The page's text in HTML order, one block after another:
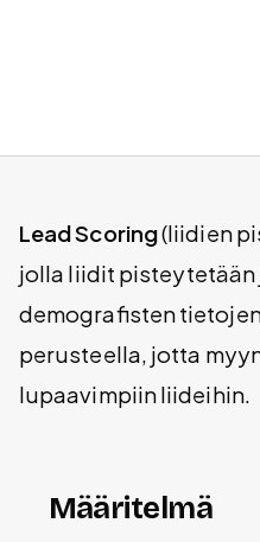
Lead Scoring(liidien
jolla liidit
demografisten
perusteella, jotta
lupaavimpiin liideihin.
Määritelmä